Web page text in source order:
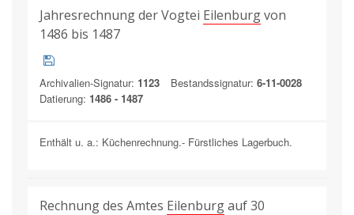
Jahresrechnung der Vogtei Eilenburgvon
1486 bis 1487
Archivalien-Signatur: 1123 Bestandssignatur: 6-11-0028
Datierung: 1486 - 1487
Enthält u. a.: Küchenrechnung.- Fürstliches Lagerbuch.
Rechnung des Amtes Eilenburgauf 30